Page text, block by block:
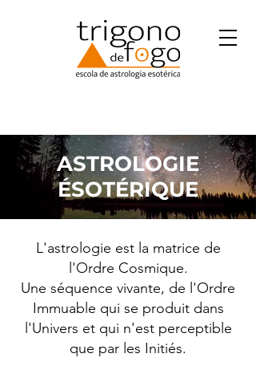
ASTROLOGIE
ÉSOTÉRIQUE
L'astrologie est la matrice de
l'Ordre Cosmique.
Une séquence vivante, de l'Ordre
Immuable qui se produit dans
l'Univers et qui n'est perceptible
que par les Initiés.​